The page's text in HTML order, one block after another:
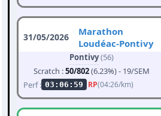
31/05/2026
Marathon
Loudéac-Pontivy
Pontivy(56)
Scratch :50/802(6.23%) - 19/SEM
Perf : 03:06:59 RP(04:26/km)